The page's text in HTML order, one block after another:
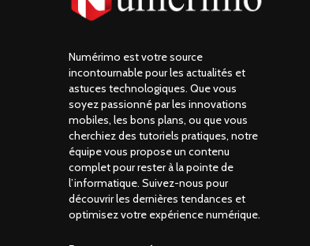
Numérimo est votre source
incontournable pour les actualités et
astuces technologiques. Que vous
soyez passionné par les innovations
mobiles, les bons plans, ou que vous
cherchiez des tutoriels pratiques, notre
équipe vous propose un contenu
complet pour rester à la pointe de
l’informatique. Suivez-nous pour
découvrir les dernières tendances et
optimisez votre expérience numérique.